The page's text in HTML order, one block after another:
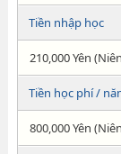
Tiền nhập học
210,000 Yên
Tiền học phí /
800,000 Yên